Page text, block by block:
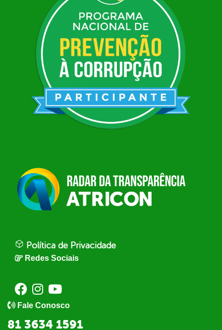
Política de Privacidade
Redes Sociais
Fale Conosco
81 3634 1591